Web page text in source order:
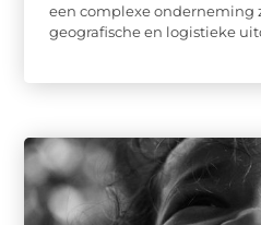
een complexe onderneming
geografische en logistieke